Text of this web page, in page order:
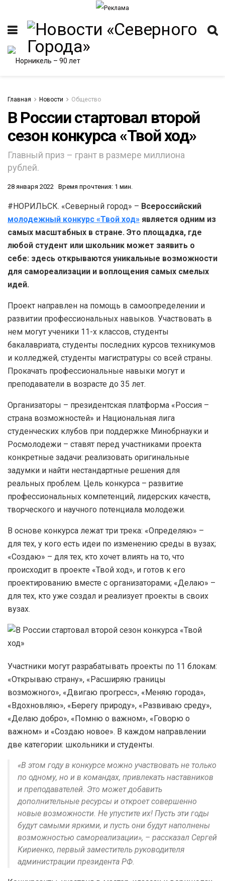
Главная Новости Общество
В России стартовал второй
сезон конкурса «Твой ход»
Главный приз – грант в размере миллиона
рублей.
28 января 2022 Время прочтения: 1 мин.
#НОРИЛЬСК. «Северный город» – Всероссийский
молодежный конкурс «Твой ход» является одним из
самых масштабных в стране. Это площадка, где
любой студент или школьник может заявить о
себе: здесь открываются уникальные возможности
для самореализации и воплощения самых смелых
идей.
Проект направлен на помощь в самоопределении и
развитии профессиональных навыков. Участвовать в
нем могут ученики 11-х классов, студенты
бакалавриата, студенты последних курсов техникумов
и колледжей, студенты магистратуры со всей страны.
Прокачать профессиональные навыки могут и
преподаватели в возрасте до 35 лет.
Организаторы – президентская платформа «Россия –
страна возможностей» и Национальная лига
студенческих клубов при поддержке Минобрнауки и
Росмолодежи – ставят перед участниками проекта
конкретные задачи: реализовать оригинальные
задумки и найти нестандартные решения для
реальных проблем. Цель конкурса – развитие
профессиональных компетенций, лидерских качеств,
творческого и научного потенциала молодежи.
В основе конкурса лежат три трека: «Определяю» –
для тех, у кого есть идеи по изменению среды в вузах;
«Создаю» – для тех, кто хочет влиять на то, что
происходит в проекте «Твой ход», и готов к его
проектированию вместе с организаторами; «Делаю» –
для тех, кто уже создал и реализует проекты в своих
вузах.
Участники могут разрабатывать проекты по 11 блокам:
«Открываю страну», «Расширяю границы
возможного», «Двигаю прогресс», «Меняю города»,
«Вдохновляю», «Берегу природу», «Развиваю среду»,
«Делаю добро», «Помню о важном», «Говорю о
важном» и «Создаю новое». В каждом направлении
две категории: школьники и студенты.
«В этом году в конкурсе можно участвовать не только
по одному, но и в командах, привлекать наставников
и преподавателей. Это может добавить
дополнительные ресурсы и откроет совершенно
новые возможности. Не упустите их! Пусть эти годы
будут самыми яркими, и пусть они будут наполнены
возможностью самореализации», – рассказал Сергей
Кириенко, первый заместитель руководителя
администрации президента РФ.